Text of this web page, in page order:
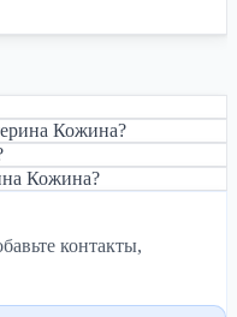
Кожина?
Кожина?
контакты,